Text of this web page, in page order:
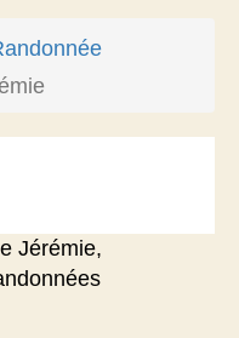
Jérémie,